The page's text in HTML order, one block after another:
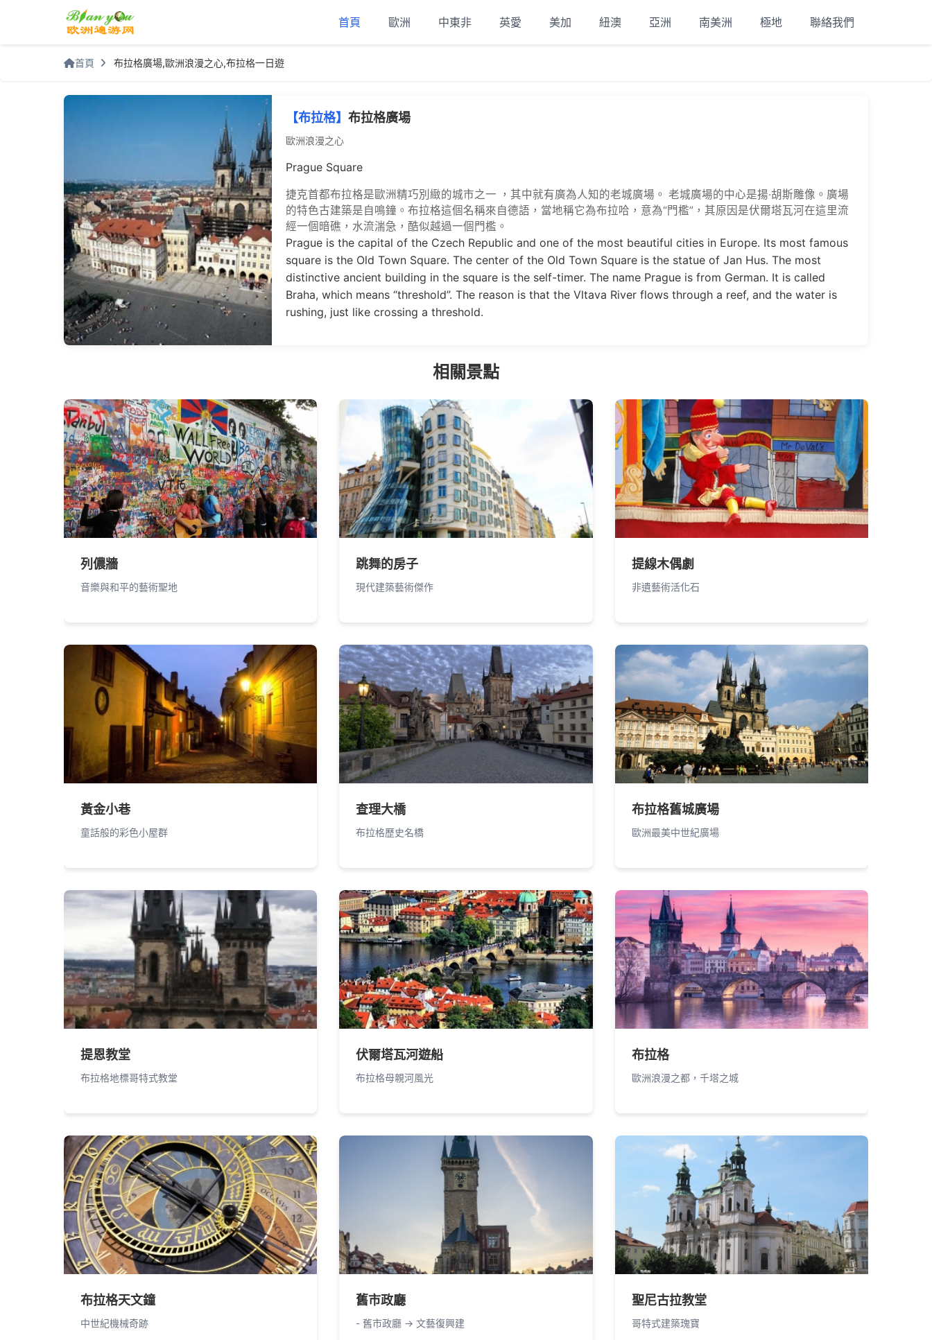
首頁 歐洲 中東非 英愛 美加 紐澳 亞洲 南美洲 極地 聯絡我們
首頁 布拉格廣場,歐洲浪漫之心,布拉格一日遊
【布拉格】 布拉格廣場
歐洲浪漫之心
Prague Square
捷克首都布拉格是歐洲精巧別緻的城市之一 ，其中就有廣為人知的老城廣場。 老城廣場的中心是揚·胡斯雕像。廣場
的特色古建築是自鳴鐘。布拉格這個名稱來自德語，當地稱它為布拉哈，意為“門檻”，其原因是伏爾塔瓦河在這里流
經一個暗礁，水流湍急，酷似越過一個門檻。
Prague is the capital of the Czech Republic and one of the most beautiful cities in Europe. Its most famous
square is the Old Town Square. The center of the Old Town Square is the statue of Jan Hus. The most
distinctive ancient building in the square is the self-timer. The name Prague is from German. It is called
Braha, which means “threshold”. The reason is that the Vltava River flows through a reef, and the water is
rushing, just like crossing a threshold.
相關景點
列儂牆
音樂與和平的藝術聖地
跳舞的房子
現代建築藝術傑作
提線木偶劇
非遺藝術活化石
黃金小巷
童話般的彩色小屋群
查理大橋
布拉格歷史名橋
布拉格舊城廣場
歐洲最美中世紀廣場
提恩教堂
布拉格地標哥特式教堂
伏爾塔瓦河遊船
布拉格母親河風光
布拉格
歐洲浪漫之都，千塔之城
布拉格天文鐘
中世紀機械奇跡
舊市政廳
- 舊市政廳 -> 文藝復興建
聖尼古拉教堂
哥特式建築瑰寶